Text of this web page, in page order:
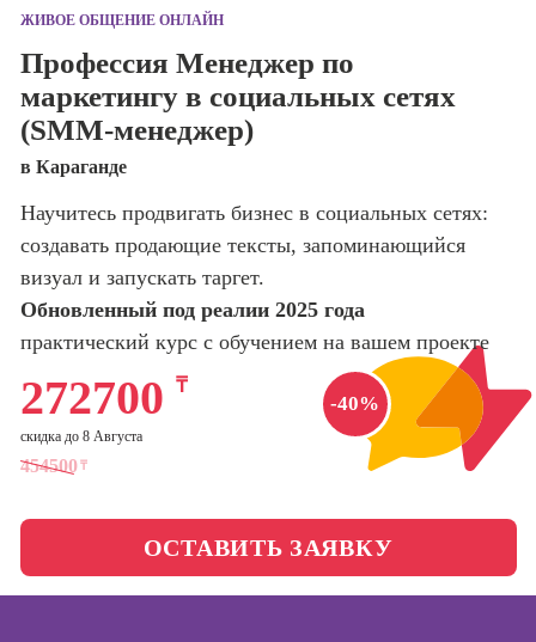
Школа дизайна
Школа нейросетей и
программирования
Школа психологии
Школа актерского
мастерства
управления
Фотошкола
Школа медиа
оптимизации
Профессия
Интернет-
маркетингу в
социальных
сетях (SMM-
менеджер)
Профессия
таргетингу
ЖИВОЕ ОБЩЕНИЕ ОНЛАЙН
Профессия Менеджер по
маркетингу в социальных сетях
(SMM-менеджер)
в Караганде
Научитесь продвигать бизнес в социальных сетях:
создавать продающие тексты, запоминающийся
визуал и запускать таргет.
Обновленный под реалии 2025 года
практический курс с обучением на вашем проекте
-40%
454500 ₸
272700 ₸
скидка до 8 Августа
ОСТАВИТЬ ЗАЯВКУ